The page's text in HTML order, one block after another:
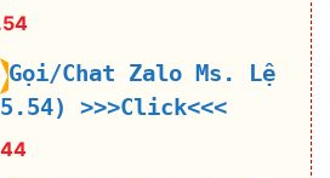
Gọi/Chat Zalo Ms. Lệ
>>>Click<<<